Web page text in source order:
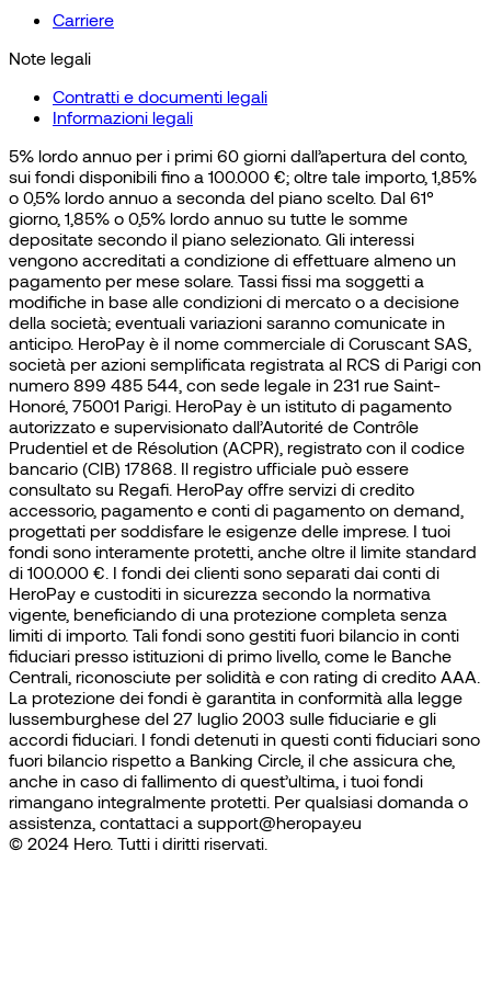
Carriere
Note legali
Contratti e documenti legali
Informazioni legali
5% lordo annuo per i primi 60 giorni dall’apertura del conto,
sui fondi disponibili fino a 100.000 €; oltre tale importo, 1,85%
o 0,5% lordo annuo a seconda del piano scelto. Dal 61°
giorno, 1,85% o 0,5% lordo annuo su tutte le somme
depositate secondo il piano selezionato. Gli interessi
vengono accreditati a condizione di effettuare almeno un
pagamento per mese solare. Tassi fissi ma soggetti a
modifiche in base alle condizioni di mercato o a decisione
della società; eventuali variazioni saranno comunicate in
anticipo. HeroPay è il nome commerciale di Coruscant SAS,
società per azioni semplificata registrata al RCS di Parigi con
numero 899 485 544, con sede legale in 231 rue Saint-
Honoré, 75001 Parigi. HeroPay è un istituto di pagamento
autorizzato e supervisionato dall’Autorité de Contrôle
Prudentiel et de Résolution (ACPR), registrato con il codice
bancario (CIB) 17868. Il registro ufficiale può essere
consultato su Regafi. HeroPay offre servizi di credito
accessorio, pagamento e conti di pagamento on demand,
progettati per soddisfare le esigenze delle imprese. I tuoi
fondi sono interamente protetti, anche oltre il limite standard
di 100.000 €. I fondi dei clienti sono separati dai conti di
HeroPay e custoditi in sicurezza secondo la normativa
vigente, beneficiando di una protezione completa senza
limiti di importo. Tali fondi sono gestiti fuori bilancio in conti
fiduciari presso istituzioni di primo livello, come le Banche
Centrali, riconosciute per solidità e con rating di credito AAA.
La protezione dei fondi è garantita in conformità alla legge
lussemburghese del 27 luglio 2003 sulle fiduciarie e gli
accordi fiduciari. I fondi detenuti in questi conti fiduciari sono
fuori bilancio rispetto a Banking Circle, il che assicura che,
anche in caso di fallimento di quest’ultima, i tuoi fondi
rimangano integralmente protetti. Per qualsiasi domanda o
assistenza, contattaci a support@heropay.eu
© 2024 Hero. Tutti i diritti riservati.